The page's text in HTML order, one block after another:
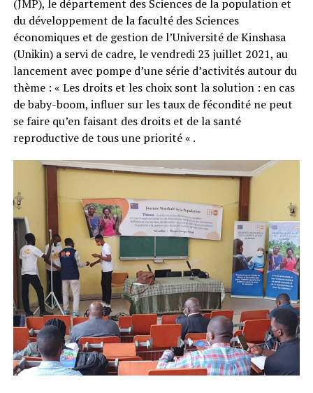
(JMP), le département des Sciences de la population et
du développement de la faculté des Sciences
économiques et de gestion de l’Université de Kinshasa
(Unikin) a servi de cadre, le vendredi 23 juillet 2021, au
lancement avec pompe d’une série d’activités autour du
thème : « Les droits et les choix sont la solution : en cas
de baby-boom, influer sur les taux de fécondité ne peut
se faire qu’en faisant des droits et de la santé
reproductive de tous une priorité « .